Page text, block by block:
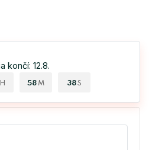
končí: 12.8.
H 58 M 38 S